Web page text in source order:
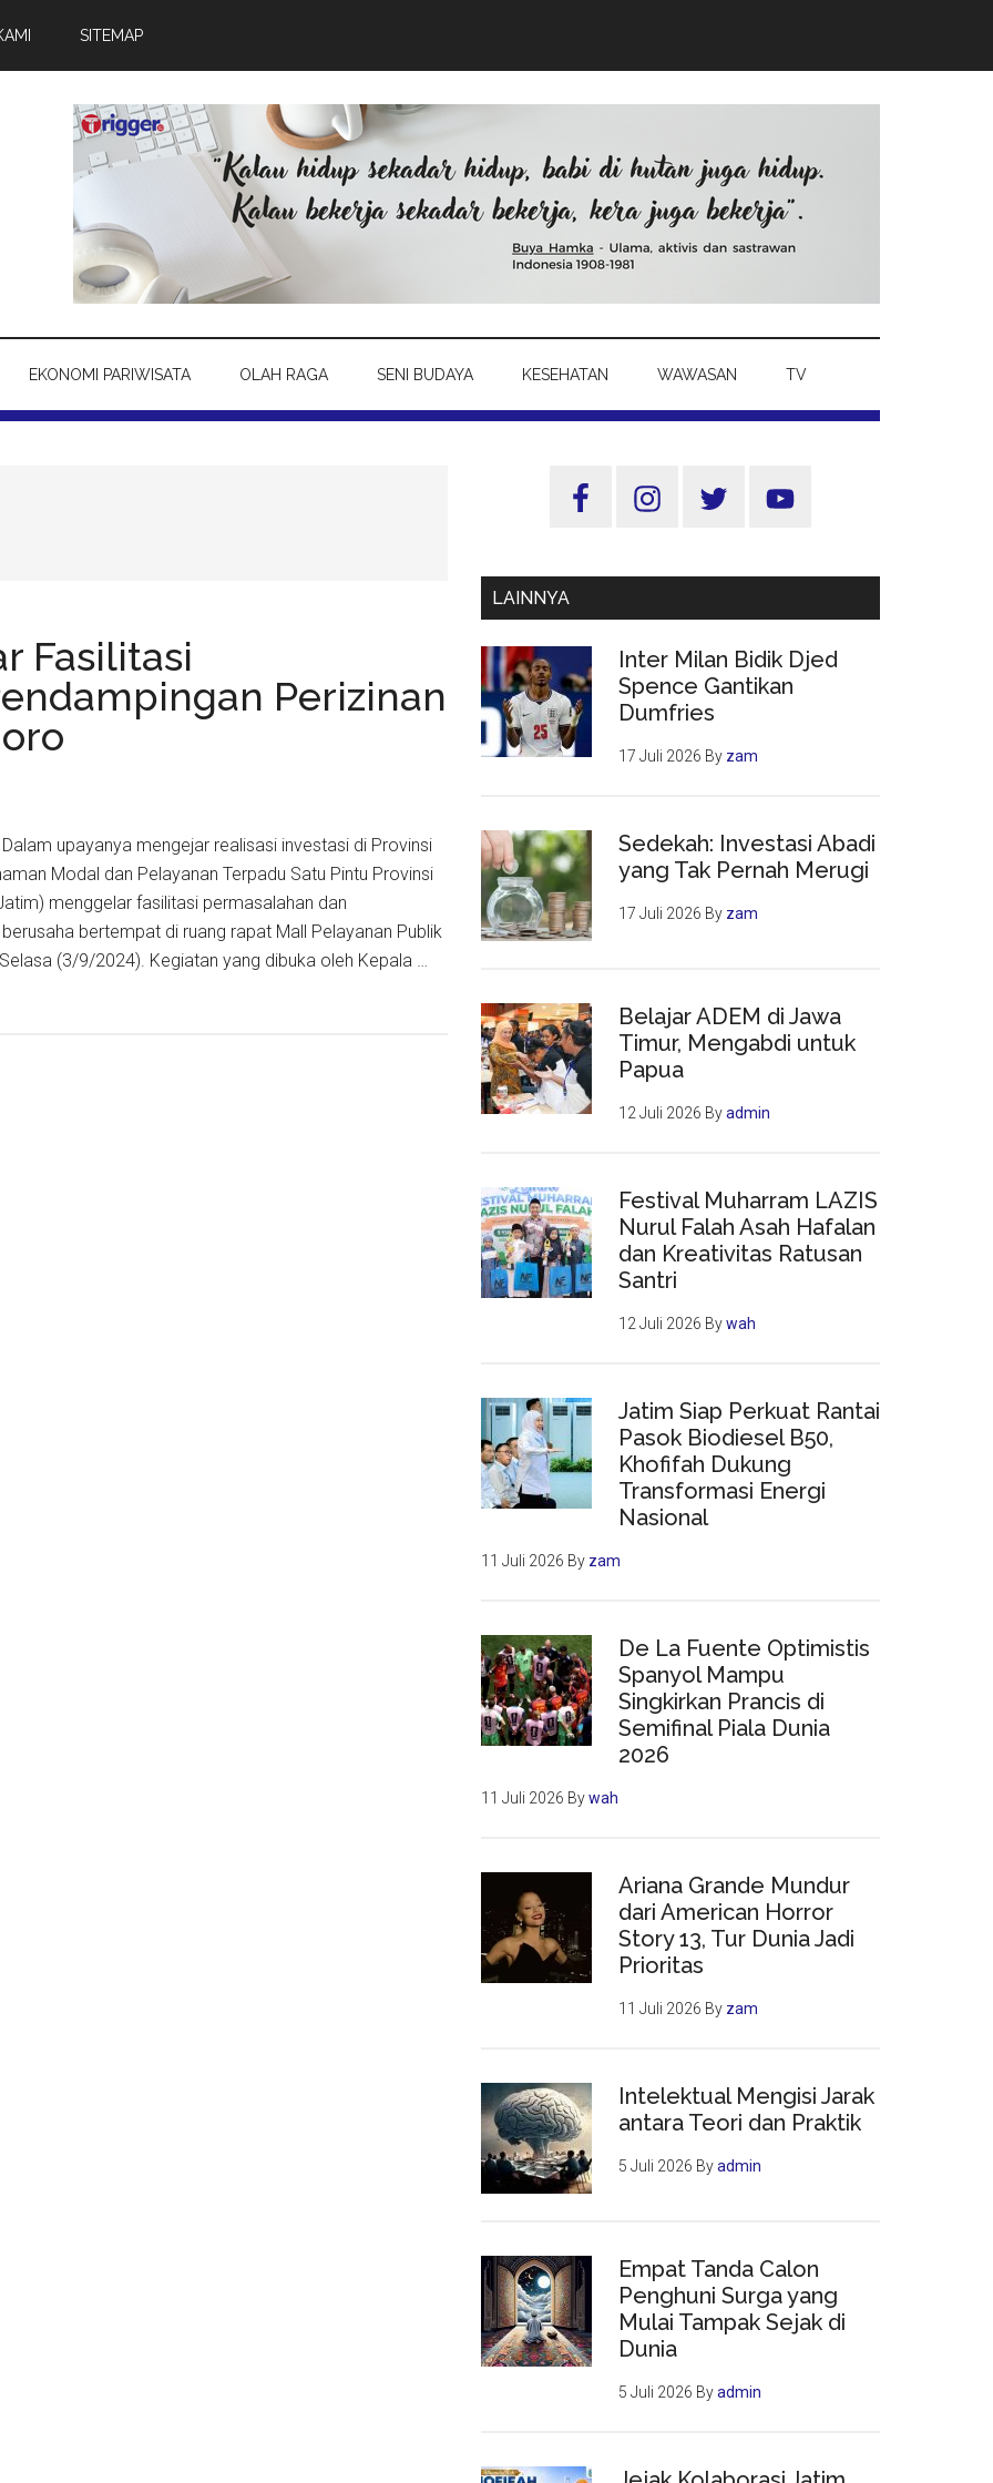
SITEMAP
EKONOMI PARIWISATA OLAH RAGA SENI BUDAYA KESEHATAN WAWASAN TV
Fasilitasi
Perizinan
upayanya mengejar realisasi investasi di Provinsi
Modal dan Pelayanan Terpadu Satu Pintu Provinsi
menggelar fasilitasi permasalahan dan
bertempat di ruang rapat Mall Pelayanan Publik
(3/9/2024). Kegiatan yang dibuka oleh Kepala …
Sidebar
Utama
LAINNYA
Inter Milan Bidik Djed
Spence Gantikan
Dumfries
17 Juli 2026 By zam
Sedekah: Investasi Abadi
yang Tak Pernah Merugi
17 Juli 2026 By zam
Belajar ADEM di Jawa
Timur, Mengabdi untuk
Papua
12 Juli 2026 Byadmin
Festival Muharram LAZIS
Nurul Falah Asah Hafalan
dan Kreativitas Ratusan
Santri
12 Juli 2026 Bywah
Jatim Siap Perkuat Rantai
Pasok Biodiesel B50,
Khofifah Dukung
Transformasi Energi
Nasional
11 Juli 2026 By zam
De La Fuente Optimistis
Spanyol Mampu
Singkirkan Prancis di
Semifinal Piala Dunia
2026
11 Juli 2026 Bywah
Ariana Grande Mundur
dari American Horror
Story 13, Tur Dunia Jadi
Prioritas
11 Juli 2026 By zam
Intelektual Mengisi Jarak
antara Teori dan Praktik
5 Juli 2026 Byadmin
Empat Tanda Calon
Penghuni Surga yang
Mulai Tampak Sejak di
Dunia
5 Juli 2026 Byadmin